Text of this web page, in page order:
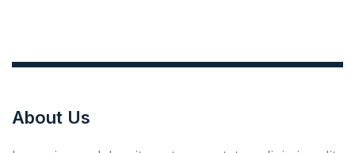
About Us